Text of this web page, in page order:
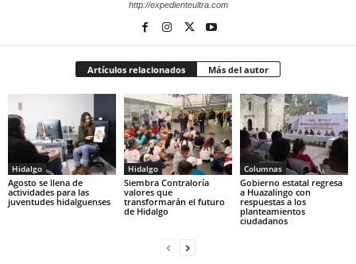
http://expedienteultra.com
Artículos relacionados Más del autor
Hidalgo
Agosto se llena de
actividades para las
juventudes hidalguenses
Hidalgo
Siembra Contraloría
valores que
transformarán el futuro
de Hidalgo
Columnas
Gobierno estatal regresa
a Huazalingo con
respuestas a los
planteamientos
ciudadanos